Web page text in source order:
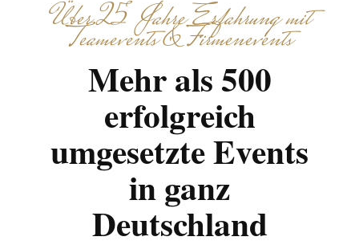
Über 25 Jahre Erfahrung mit
Teamevents & Firmenevents
Mehr als 500
erfolgreich
umgesetzte Events
in ganz
Deutschland